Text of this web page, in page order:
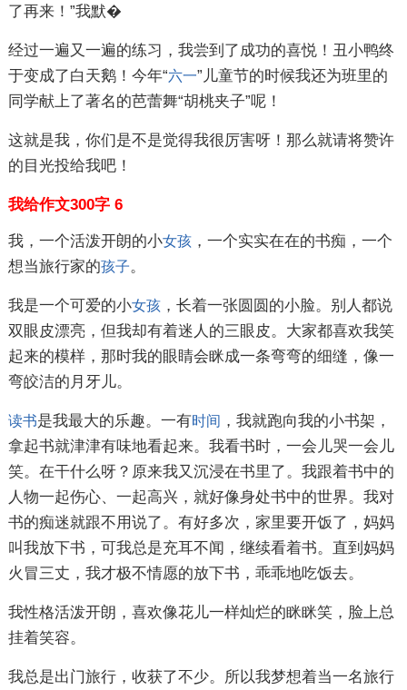
了再来！”我默�
经过一遍又一遍的练习，我尝到了成功的喜悦！丑小鸭终
于变成了白天鹅！今年“六一”儿童节的时候我还为班里的
同学献上了著名的芭蕾舞“胡桃夹子”呢！
这就是我，你们是不是觉得我很厉害呀！那么就请将赞许
的目光投给我吧！
我给作文300字 6
我，一个活泼开朗的小女孩，一个实实在在的书痴，一个
想当旅行家的孩子。
我是一个可爱的小女孩，长着一张圆圆的小脸。别人都说
双眼皮漂亮，但我却有着迷人的三眼皮。大家都喜欢我笑
起来的模样，那时我的眼睛会眯成一条弯弯的细缝，像一
弯皎洁的月牙儿。
读书是我最大的乐趣。一有时间 ，我就跑向我的小书架，
拿起书就津津有味地看起来。我看书时，一会儿哭一会儿
笑。在干什么呀？原来我又沉浸在书里了。我跟着书中的
人物一起伤心、一起高兴，就好像身处书中的世界。我对
书的痴迷就跟不用说了。有好多次，家里要开饭了，妈妈
叫我放下书，可我总是充耳不闻，继续看着书。直到妈妈
火冒三丈，我才极不情愿的放下书，乖乖地吃饭去。
我性格活泼开朗，喜欢像花儿一样灿烂的眯眯笑，脸上总
挂着笑容。
我总是出门旅行，收获了不少。所以我梦想着当一名旅行